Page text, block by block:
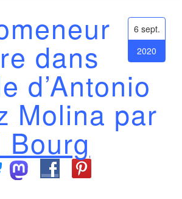
6 sept.
2020
dans
d’Antonio
Molina par
Bourg